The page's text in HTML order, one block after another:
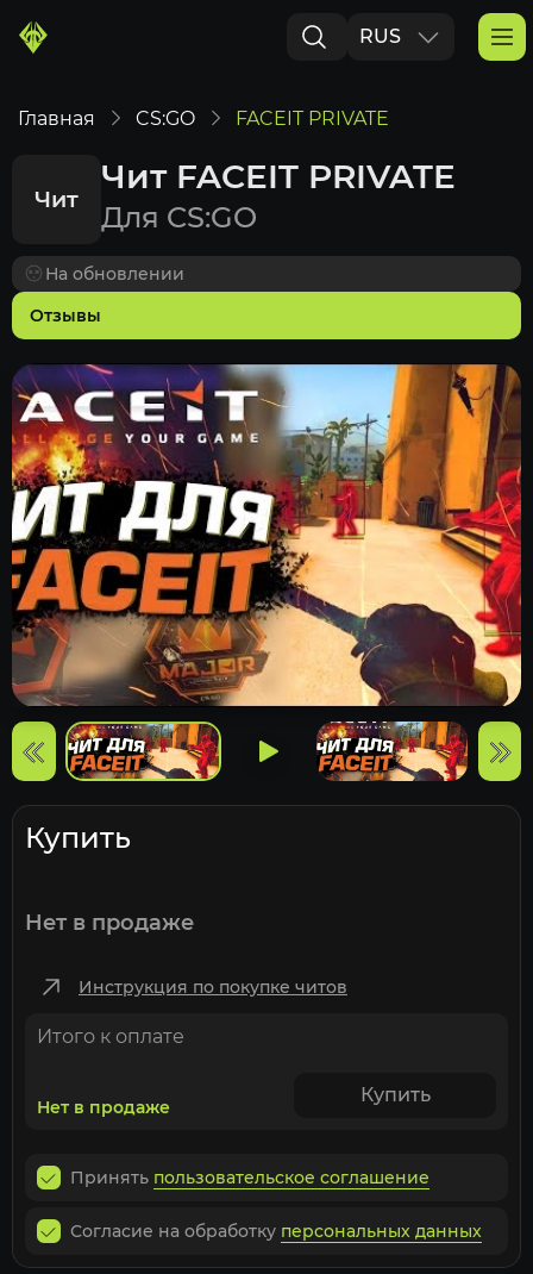
RUS
Главная CS:GO FACEIT PRIVATE
Чит
Чит FACEIT PRIVATE
Для CS:GO
Отзывы
На обновлении
Купить
Нет в продаже
Инструкция по покупке читов
Итого к оплате
Нет в продаже
Купить
Принять пользовательское соглашение
Согласие на обработку персональных данных